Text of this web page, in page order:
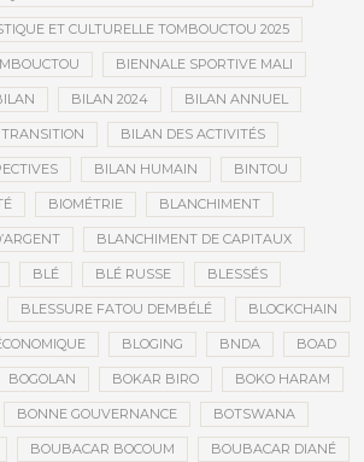
ET CULTURELLE TOMBOUCTOU 2025
BIENNALE SPORTIVE MALI
BILAN 2024 BILAN ANNUEL
BILAN DES ACTIVITÉS
BILAN HUMAIN BINTOU
BIOMÉTRIE BLANCHIMENT
BLANCHIMENT DE CAPITAUX
BLÉ BLÉ RUSSE BLESSÉS
BLESSURE FATOU DEMBÉLÉ BLOCKCHAIN
BLOGING BNDA BOAD
BOGOLAN BOKAR BIRO BOKO HARAM
BONNE GOUVERNANCE BOTSWANA
BOUBACAR BOCOUM BOUBACAR DIANÉ